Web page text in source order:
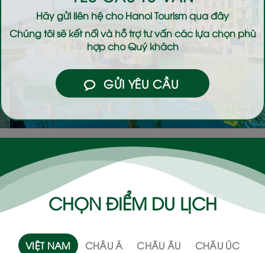
Hãy gửi liên hệ choHanoi Tourismqua đây
Chúng tôi sẽ kết nối và hỗ trợ tư vấn các lựa chọn phù
hợp cho Quý khách
GỬI YÊU CẦU
CHỌN ĐIỂM DU LỊCH
VIỆT NAM CHÂU Á CHÂU ÂU
CHÂU ÚC